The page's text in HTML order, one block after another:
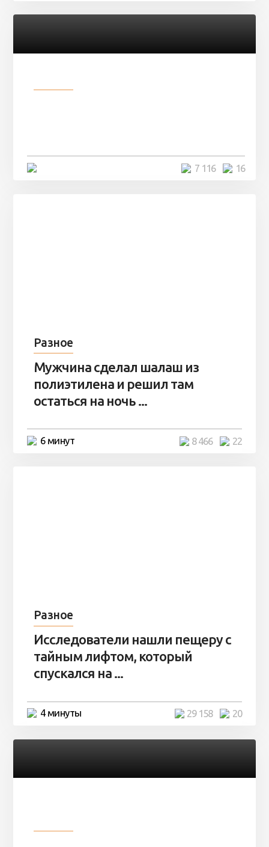
16
7 116
Разное
Мужчина сделал шалаш из
полиэтилена и решил там
остаться на ночь ...
6 минут 22
8 466
Разное
Исследователи нашли пещеру с
тайным лифтом, который
спускался на ...
4 минуты 20
29 158